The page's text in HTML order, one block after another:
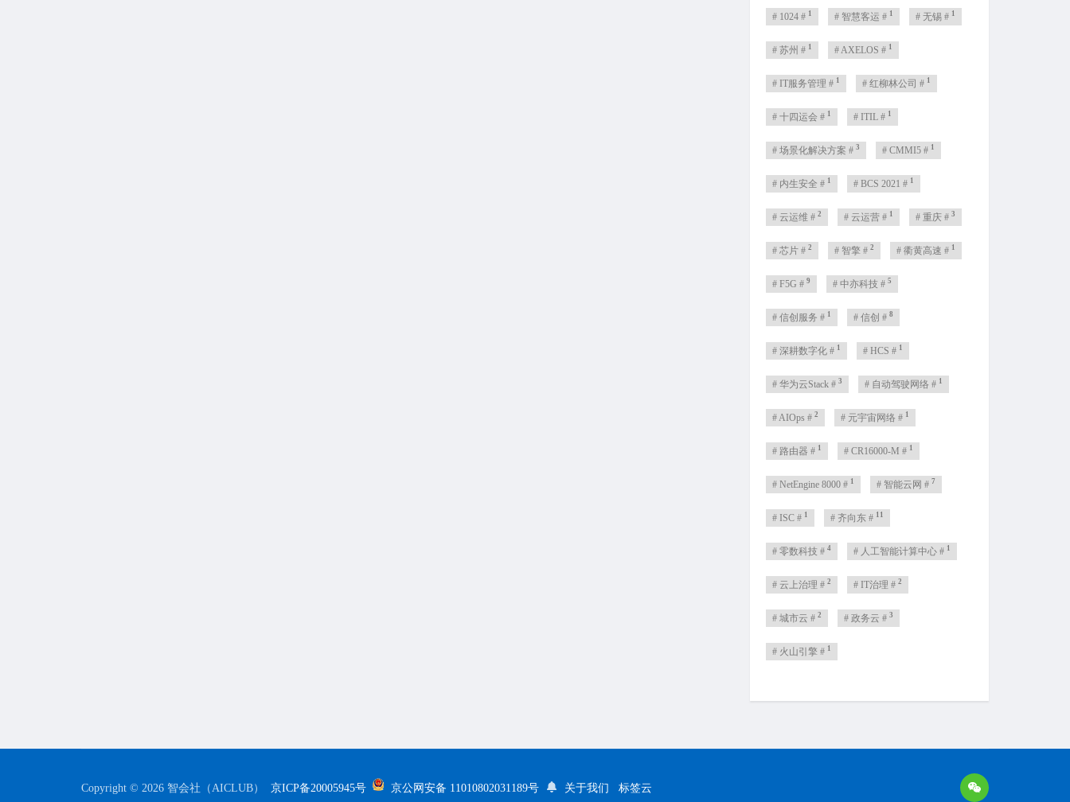
# 1024 # 1 # 智慧客运 # 1 # 无锡 # 1
# 苏州 # 1 # AXELOS # 1
# IT服务管理 # 1 # 红柳林公司 # 1
# 十四运会 # 1 # ITIL # 1
# 场景化解决方案 # 3 # CMMI5 # 1
# 内生安全 # 1 # BCS 2021 # 1
# 云运维 # 2 # 云运营 # 1 # 重庆 # 3
# 芯片 # 2 # 智擎 # 2 # 衢黄高速 # 1
# F5G # 9 # 中亦科技 # 5
# 信创服务 # 1 # 信创 # 8
# 深耕数字化 # 1 # HCS # 1
# 华为云Stack # 3 # 自动驾驶网络 # 1
# AIOps # 2 # 元宇宙网络 # 1
# 路由器 # 1 # CR16000-M # 1
# NetEngine 8000 # 1 # 智能云网 # 7
# ISC # 1 # 齐向东 # 11
# 零数科技 # 4 # 人工智能计算中心 # 1
# 云上治理 # 2 # IT治理 # 2
# 城市云 # 2 # 政务云 # 3
# 火山引擎 # 1
Copyright © 2026 智会社（AICLUB） 京ICP备20005945号 京公网安备 11010802031189号 关于我们 标签云